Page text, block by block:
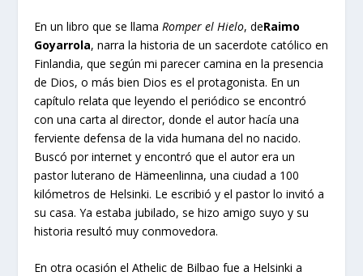
En un libro que se llama Romper el Hielo, deRaimo
Goyarrola, narra la historia de un sacerdote católico en
Finlandia, que según mi parecer camina en la presencia
de Dios, o más bien Dios es el protagonista. En un
capítulo relata que leyendo el periódico se encontró
con una carta al director, donde el autor hacía una
ferviente defensa de la vida humana del no nacido.
Buscó por internet y encontró que el autor era un
pastor luterano de Hämeenlinna, una ciudad a 100
kilómetros de Helsinki. Le escribió y el pastor lo invitó a
su casa. Ya estaba jubilado, se hizo amigo suyo y su
historia resultó muy conmovedora.
En otra ocasión el Athelic de Bilbao fue a Helsinki a